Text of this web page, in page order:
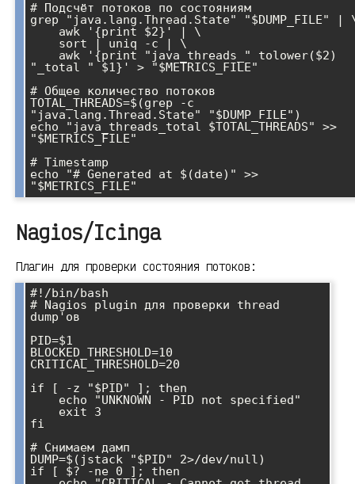
# Подсчёт потоков по состояниям
grep "java.lang.Thread.State" "$DUMP_FILE" |
"_total " $1}' > "$METRICS_FILE"
# Общее количество потоков
TOTAL_THREADS=$(grep -c
"java.lang.Thread.State" "$DUMP_FILE")
echo "java_threads_total $TOTAL_THREADS" >>
"$METRICS_FILE"
# Timestamp
echo "# Generated at $(date)" >>
Nagios/Icinga
Плагин для проверки состояния потоков:
#!/bin/bash
# Nagios plugin для проверки thread
dump'ов
PID=$1
BLOCKED_THRESHOLD=10
CRITICAL_THRESHOLD=20
if [ -z "$PID" ]; then
fi
# Снимаем дамп
DUMP=$(jstack "$PID" 2>/dev/null)
if [ $? -ne 0 ]; then